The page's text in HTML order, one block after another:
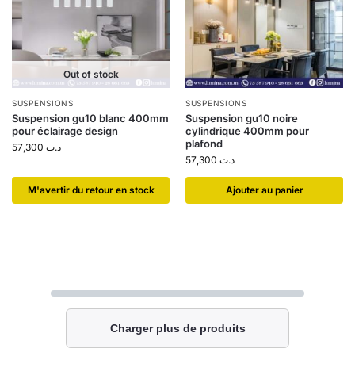
Out of stock
SUSPENSIONS
Suspension gu10 blanc 400mm
pour éclairage design
د.ت
​M'avertir du retour en stock
SUSPENSIONS
Suspension gu10 noire
cylindrique 400mm pour
plafond
د.ت
Ajouter au panier
Charger plus de produits